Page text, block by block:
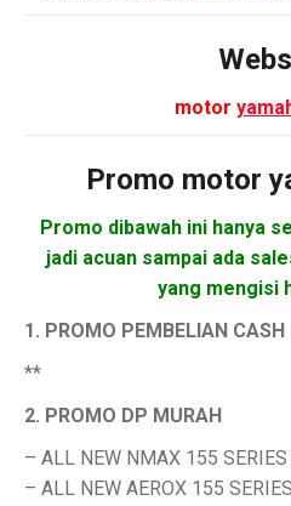
motor
Promo motor
Promo dibawah ini hanya
jadi acuan sampai ada
yang mengisi
1. PROMO PEMBELIAN
**
2. PROMO DP MURAH
– ALL NEW NMAX 155
– ALL NEW AEROX 155